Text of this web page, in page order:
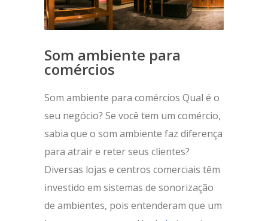
Som ambiente para
comércios
Som ambiente para comércios Qual é o
seu negócio? Se você tem um comércio,
sabia que o som ambiente faz diferença
para atrair e reter seus clientes?
Diversas lojas e centros comerciais têm
investido em sistemas de sonorização
de ambientes, pois entenderam que um